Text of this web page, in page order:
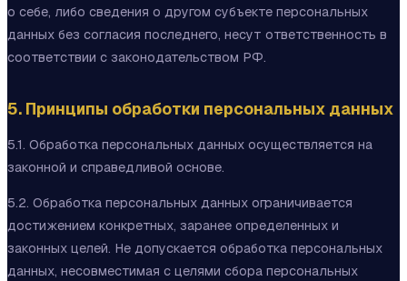
о себе, либо сведения о другом субъекте персональных
данных без согласия последнего, несут ответственность в
соответствии с законодательством РФ.
5. Принципы обработки персональных данных
5.1. Обработка персональных данных осуществляется на
законной и справедливой основе.
5.2. Обработка персональных данных ограничивается
достижением конкретных, заранее определенных и
законных целей. Не допускается обработка персональных
данных, несовместимая с целями сбора персональных